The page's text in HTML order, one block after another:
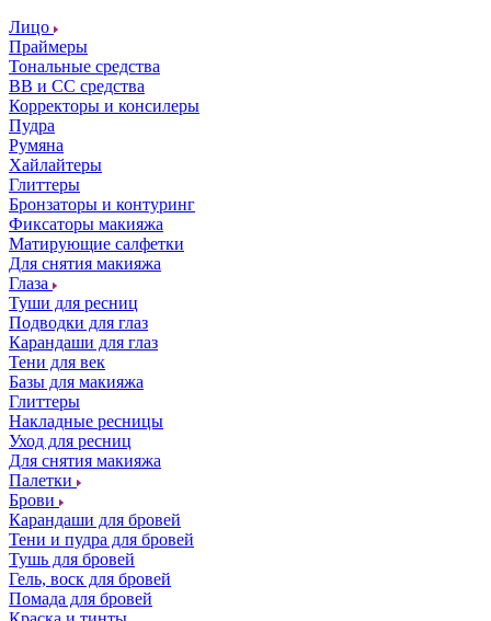
Лицо
Праймеры
Тональные средства
ВВ и СС средства
Корректоры и консилеры
Пудра
Румяна
Хайлайтеры
Глиттеры
Бронзаторы и контуринг
Фиксаторы макияжа
Матирующие салфетки
Для снятия макияжа
Глаза
Туши для ресниц
Подводки для глаз
Карандаши для глаз
Тени для век
Базы для макияжа
Глиттеры
Накладные ресницы
Уход для ресниц
Для снятия макияжа
Палетки
Брови
Карандаши для бровей
Тени и пудра для бровей
Тушь для бровей
Гель, воск для бровей
Помада для бровей